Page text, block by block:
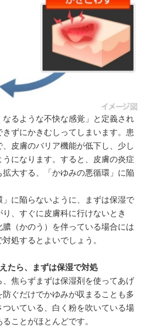
るような不快な感覚」と定義され
ずにかきむしってしまいます。患
皮膚のバリア機能が低下し、少し
になります。すると、皮膚の炎症
大する、「かゆみの悪循環」に陥
に陥らないように、まずは保湿で
、すぐに皮膚科に行けないとき
（かのう）を伴っている場合には
処するとよいでしょう。
たら、まずは保湿で対処
焦らずまずは保湿剤を使ってあげ
ぐだけでかゆみが収まることも多
ついている、白く粉を吹いている場
ことがほとんどです。